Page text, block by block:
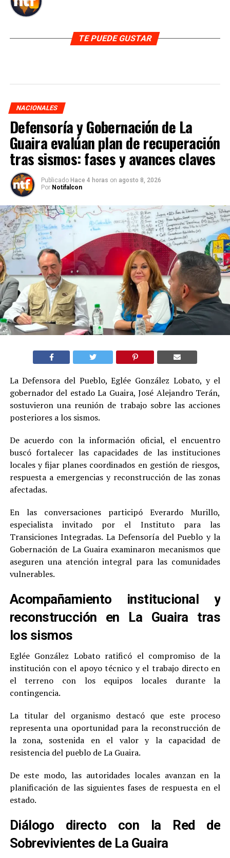
TE PUEDE GUSTAR
NACIONALES
Defensoría y Gobernación de La
Guaira evalúan plan de recuperación
tras sismos: fases y avances claves
Publicado Hace 4 horas on agosto 8, 2026
Por Notifalcon
La Defensora del Pueblo, Eglée González Lobato, y el
gobernador del estado La Guaira, José Alejandro Terán,
sostuvieron una reunión de trabajo sobre las acciones
posteriores a los sismos.
De acuerdo con la información oficial, el encuentro
buscó fortalecer las capacidades de las instituciones
locales y fijar planes coordinados en gestión de riesgos,
respuesta a emergencias y reconstrucción de las zonas
afectadas.
En las conversaciones participó Everardo Murillo,
especialista invitado por el Instituto para las
Transiciones Integradas. La Defensoría del Pueblo y la
Gobernación de La Guaira examinaron mecanismos que
aseguren una atención integral para las comunidades
vulnerables.
Acompañamiento institucional y
reconstrucción en La Guaira tras
los sismos
Eglée González Lobato ratificó el compromiso de la
institución con el apoyo técnico y el trabajo directo en
el terreno con los equipos locales durante la
contingencia.
La titular del organismo destacó que este proceso
representa una oportunidad para la reconstrucción de
la zona, sostenida en el valor y la capacidad de
resistencia del pueblo de La Guaira.
De este modo, las autoridades locales avanzan en la
planificación de las siguientes fases de respuesta en el
estado.
Diálogo directo con la Red de
Sobrevivientes de La Guaira